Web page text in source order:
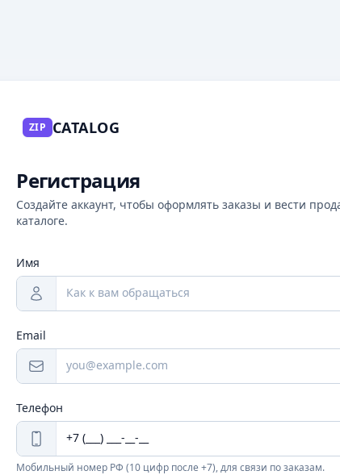
ZIP CATALOG
Регистрация
Создайте аккаунт, чтобы оформлять заказы и вести
каталоге.
Имя
Email
Телефон
Мобильный номер РФ (10 цифр после +7), для связи по заказам.